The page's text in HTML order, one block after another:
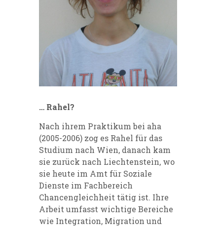
… Rahel?
Nach ihrem Praktikum bei aha
(2005-2006) zog es Rahel für das
Studium nach Wien, danach kam
sie zurück nach Liechtenstein, wo
sie heute im Amt für Soziale
Dienste im Fachbereich
Chancengleichheit tätig ist. Ihre
Arbeit umfasst wichtige Bereiche
wie Integration, Migration und